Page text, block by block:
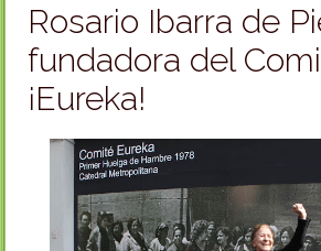
Rosario Ibarra de
fundadora del
¡Eureka!